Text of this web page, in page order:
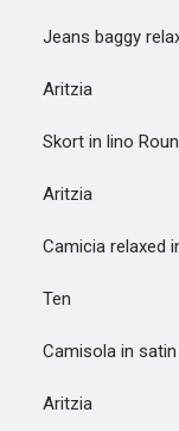
Jeans baggy
Aritzia
Skort in lino
Aritzia
Camicia relaxed
Ten
Camisola in satin
Aritzia